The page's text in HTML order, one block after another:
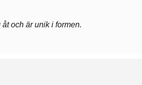
och är unik i formen.